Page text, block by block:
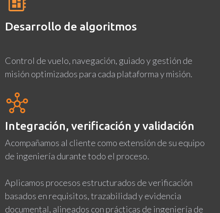
Desarrollo de algoritmos
Control de vuelo, navegación, guiado y gestión de
misión optimizados para cada plataforma y misión.
Integración, verificación y validación
Acompañamos al cliente como extensión de su equipo
de ingeniería durante todo el proceso.
Aplicamos procesos estructurados de verificación
basados en requisitos, trazabilidad y evidencia
documental, alineados con prácticas de ingeniería de